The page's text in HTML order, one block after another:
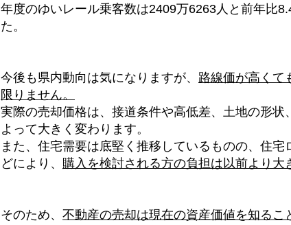
年度のゆいレール乗客数は2409万6263人と前年比
た。
今後も県内動向は気になりますが、 路線価が高くて
限りません。
実際の売却価格は、接道条件や高低差、土地の形
よって大きく変わります。
また、住宅需要は底堅く推移しているものの、住
どにより、 購入を検討される方の負担は以前より大
そのため、 不動産の売却は現在の資産価値を知るこ